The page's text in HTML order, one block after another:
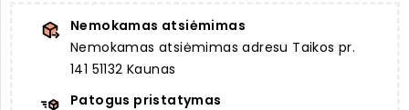
Nemokamas atsiėmimas
Nemokamas atsiėmimas adresu Taikos pr.
141 51132 Kaunas
Patogus pristatymas